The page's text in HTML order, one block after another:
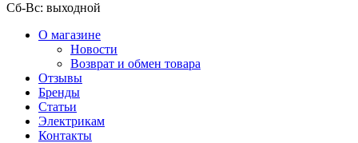
Сб-Вс: выходной
О магазине
Новости
Возврат и обмен товара
Отзывы
Бренды
Статьи
Электрикам
Контакты